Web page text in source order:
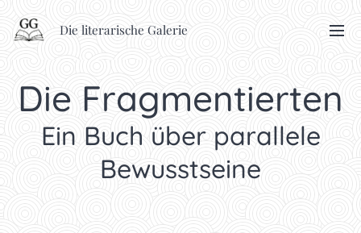
Die literarische Galerie
Die Fragmentierten
Ein Buch über parallele
Bewusstseine